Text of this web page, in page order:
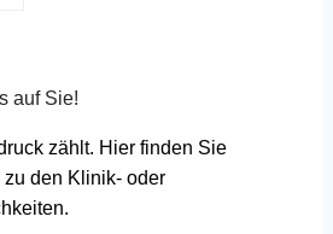
auf Sie!
zählt. Hier finden Sie
zu den Klinik- oder